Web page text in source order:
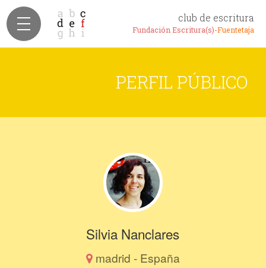
club de escritura
Fundación Escritura(s)-Fuentetaja
PERFIL PÚBLICO
Silvia Nanclares
madrid - España